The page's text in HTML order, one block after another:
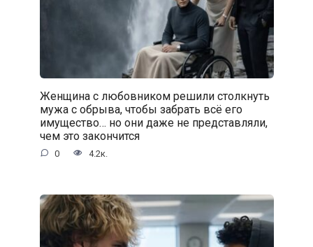
Женщина с любовником решили столкнуть
мужа с обрыва, чтобы забрать всё его
имущество… но они даже не представляли,
чем это закончится
0 4.2к.